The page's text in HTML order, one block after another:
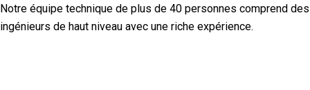
Notre équipe technique de plus de 40 personnes comprend des
ingénieurs de haut niveau avec une riche expérience.